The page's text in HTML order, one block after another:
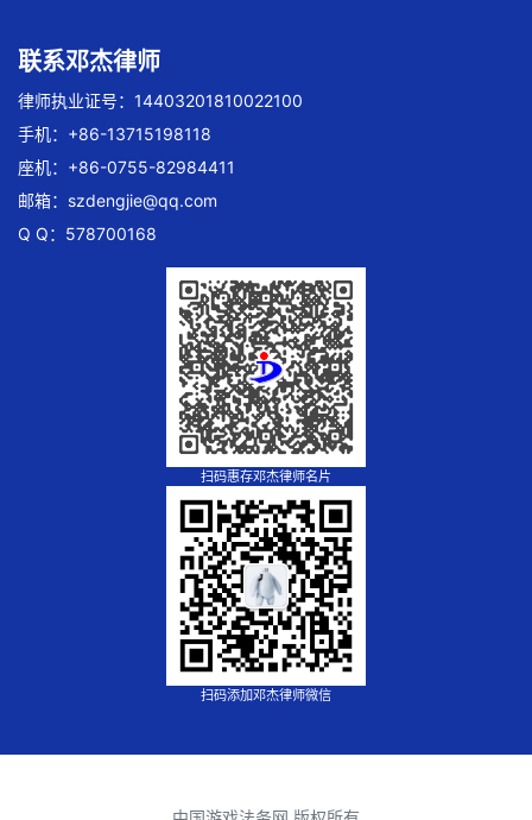
联系邓杰律师
律师执业证号：14403201810022100
手机：+86-13715198118
座机：+86-0755-82984411
邮箱： szdengjie@qq.com
Q Q：578700168
扫码惠存邓杰律师名片
扫码添加邓杰律师微信